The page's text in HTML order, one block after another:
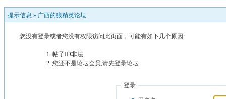
提示信息 » 广西的狼精英论坛
您没有登录或者您没有权限访问此页面，可能有如下几个原因:
帖子ID非法
您还不是论坛会员,请先登录论坛
登录